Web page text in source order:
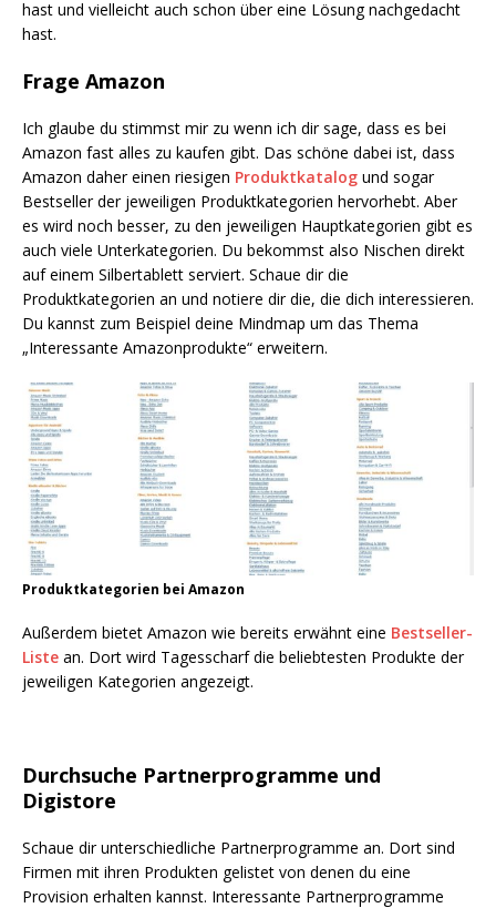
hast und vielleicht auch schon über eine Lösung nachgedacht
hast.
Frage Amazon
Ich glaube du stimmst mir zu wenn ich dir sage, dass es bei
Amazon fast alles zu kaufen gibt. Das schöne dabei ist, dass
Amazon daher einen riesigen Produktkatalog und sogar
Bestseller der jeweiligen Produktkategorien hervorhebt. Aber
es wird noch besser, zu den jeweiligen Hauptkategorien gibt es
auch viele Unterkategorien. Du bekommst also Nischen direkt
auf einem Silbertablett serviert. Schaue dir die
Produktkategorien an und notiere dir die, die dich interessieren.
Du kannst zum Beispiel deine Mindmap um das Thema
„Interessante Amazonprodukte“ erweitern.
Produktkategorien bei Amazon
Außerdem bietet Amazon wie bereits erwähnt eine Bestseller-
Liste an. Dort wird Tagesscharf die beliebtesten Produkte der
jeweiligen Kategorien angezeigt.
Durchsuche Partnerprogramme und
Digistore
Schaue dir unterschiedliche Partnerprogramme an. Dort sind
Firmen mit ihren Produkten gelistet von denen du eine
Provision erhalten kannst. Interessante Partnerprogramme